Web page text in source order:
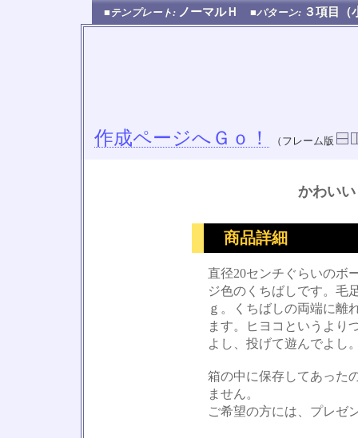
■テンプレート: ノーマルＨ ■パターン: ３項目
作成ページへＧｏ！ （フレーム版
かわい
商品詳細
直径20センチぐらいのボ
ジ色のくちばしです。毛
ｇ。くちばしの両端に離
ます。ヒヨコというより
よし、投げて遊んでよし
箱の中に保存してあった
ません。
ご希望の方には、プレゼ